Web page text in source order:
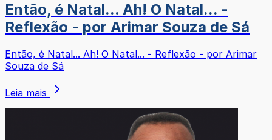
Então, é Natal... Ah! O Natal... -
Reflexão - por Arimar Souza de Sá
Então, é Natal... Ah! O Natal... - Reflexão - por Arimar
Souza de Sá
Leia mais